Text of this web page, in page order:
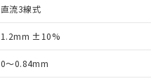
直流3線式
1.2mm ±10%
0～0.84mm